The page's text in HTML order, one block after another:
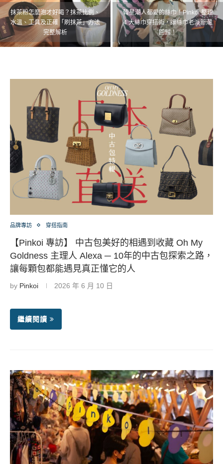
抹茶粉怎麼泡才好喝？抹茶比例、
水溫、工具及正確「刷抹茶」方法
完整解析
韓星潮人都愛的絲巾！Pinkoi 整理
4 大絲巾穿搭術，讓絲巾老派新潮
回歸！
品牌專訪 穿搭指南
【Pinkoi 專訪】 中古包美好的相遇到收藏 Oh My
Goldness 主理人 Alexa ─ 10年的中古包探索之路，
讓每顆包都能遇見真正懂它的人
by Pinkoi 2026 年 6 月 10 日
繼續閱讀